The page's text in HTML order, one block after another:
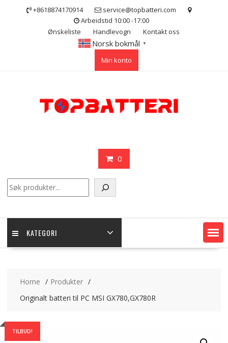
+8618874170914
service@topbatteri.com
Arbeidstid 10:00 -17:00
Ønskeliste
Handlevogn Kontakt oss
Norsk bokmål ▼
Min konto
0
KATEGORI
Home
Produkter
Originalt batteri til PC MSI GX780,GX780R
TILBUD!